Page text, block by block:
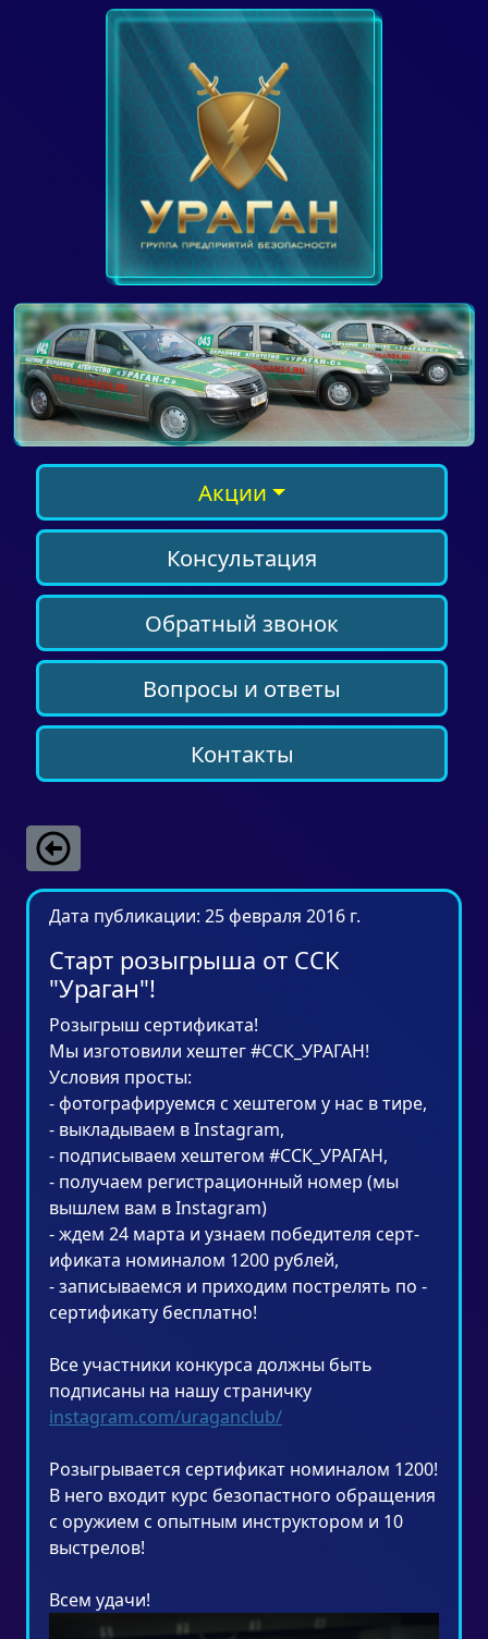
Акции
Консультация
Обратный звонок
Вопросы и ответы
Контакты
Дата публикации: 25 февраля 2016 г.
Старт розыгрыша от ССК
"Ураган"!
Розыгрыш сертификата!­
Мы изготовили хештег ­#ССК_УРАГАН!
Условия просты: ­
- фотографируемся с хештегом у нас в тире, ­
- выкладываем в ­Instagram­, ­
- подписываем хештегом #ССК_УРАГАН,­
- получаем регистрационный номер (мы
вышлем вам в Instagram­)­
- ждем 24 марта и узнаем победителя серт­
ификата номиналом 1200 рублей,
- записываемся и приходим пострелять по ­
сертификату бесплатно!
Все участники конкурса должны быть
подписаны на нашу страничку
instagram.com/uraganclub/
Розыгрывается сертификат номиналом 1200!
В него входит курс безопастного обращения
с оружием с опытным инструктором и 10
выстрелов!
Всем удачи!­